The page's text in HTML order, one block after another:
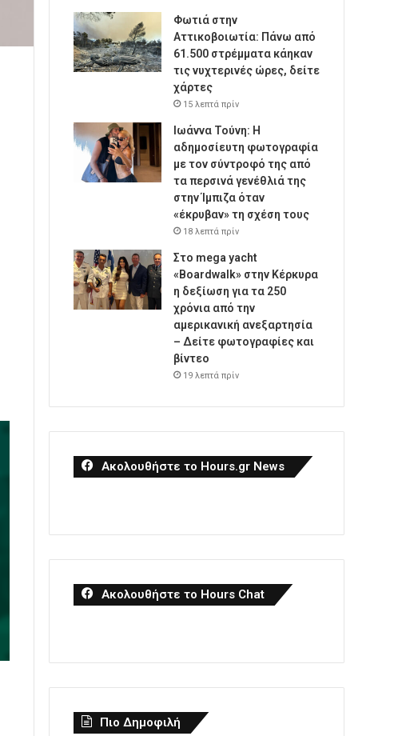
Φωτιά στην
Αττικοβοιωτία: Πάνω από
61.500 στρέμματα κάηκαν
τις νυχτερινές ώρες, δείτε
χάρτες
15 λεπτά πρίν
Ιωάννα Τούνη: Η
αδημοσίευτη φωτογραφία
με τον σύντροφό της από
τα περσινά γενέθλιά της
στην Ίμπιζα όταν
«έκρυβαν» τη σχέση τους
18 λεπτά πρίν
Στο mega yacht
«Boardwalk» στην Κέρκυρα
η δεξίωση για τα 250
χρόνια από την
αμερικανική ανεξαρτησία
– Δείτε φωτογραφίες και
βίντεο
19 λεπτά πρίν
Ακολουθήστε το Hours.gr News
Ακολουθήστε το Hours Chat
Πιο Δημοφιλή